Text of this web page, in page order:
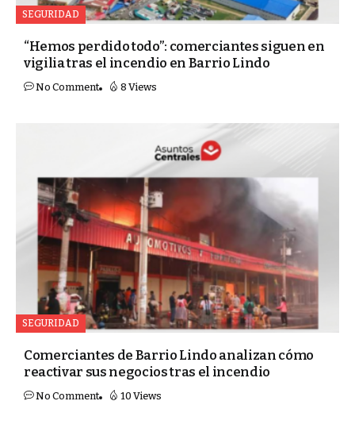
SEGURIDAD
“Hemos perdido todo”: comerciantes siguen en
vigilia tras el incendio en Barrio Lindo
No Comment 8 Views
SEGURIDAD
Comerciantes de Barrio Lindo analizan cómo
reactivar sus negocios tras el incendio
No Comment 10 Views